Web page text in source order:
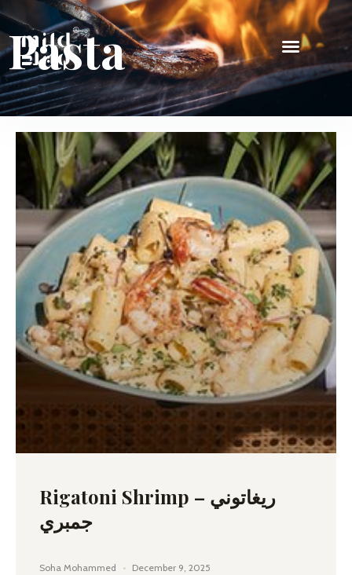
Pasta
Rigatoni Shrimp – ريغاتوني
جمبري
Soha Mohammed December 9, 2025